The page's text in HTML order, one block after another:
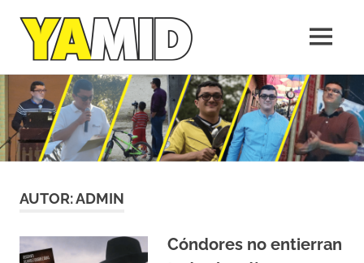
Saltar
al
contenido
López
una
empresa
de
la
gente
MENÚ
AUTOR:ADMIN
Cóndores no entierran